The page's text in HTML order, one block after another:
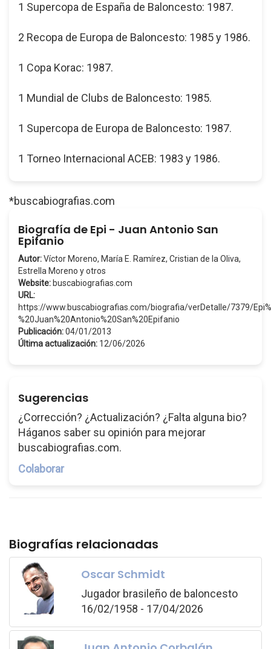
1 Supercopa de España de Baloncesto: 1987.
2 Recopa de Europa de Baloncesto: 1985 y 1986.
1 Copa Korac: 1987.
1 Mundial de Clubs de Baloncesto: 1985.
1 Supercopa de Europa de Baloncesto: 1987.
1 Torneo Internacional ACEB: 1983 y 1986.
*buscabiografias.com
Biografía de Epi - Juan Antonio San
Epifanio
Autor:Víctor Moreno, María E. Ramírez, Cristian de la Oliva,
Estrella Moreno y otros
Website: buscabiografias.com
URL:
https://www.buscabiografias.com/biografia/verDetalle/7379/
%20Juan%20Antonio%20San%20Epifanio
Publicación:04/01/2013
Última actualización: 12/06/2026
Sugerencias
¿Corrección? ¿Actualización? ¿Falta alguna bio?
Háganos saber su opinión para mejorar
buscabiografias.com.
Colaborar
Biografías relacionadas
Oscar Schmidt
Jugador brasileño de baloncesto
16/02/1958 - 17/04/2026